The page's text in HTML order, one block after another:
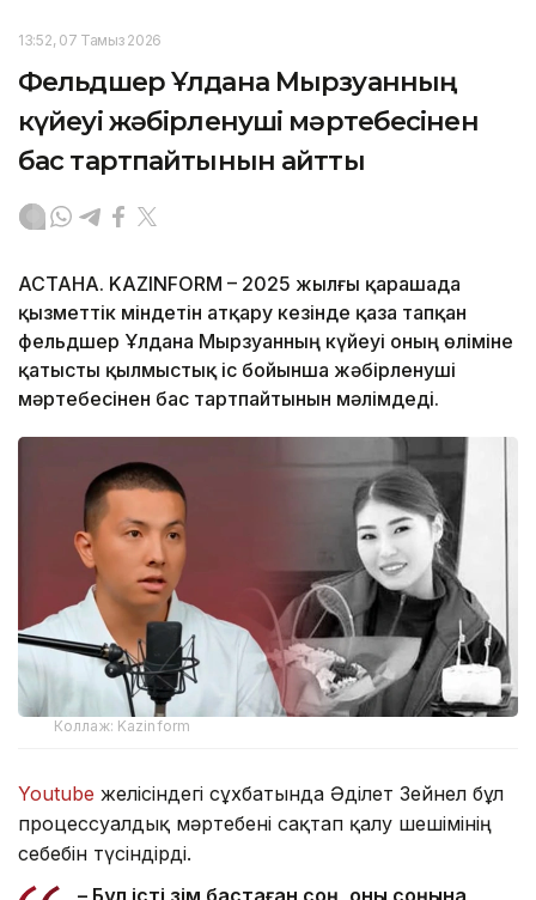
13:52, 07 Тамыз 2026
Фельдшер Ұлдана Мырзуанның
күйеуі жәбірленуші мәртебесінен
бас тартпайтынын айтты
АСТАНА. KAZINFORM – 2025 жылғы қарашада
қызметтік міндетін атқару кезінде қаза тапқан
фельдшер Ұлдана Мырзуанның күйеуі оның өліміне
қатысты қылмыстық іс бойынша жәбірленуші
мәртебесінен бас тартпайтынын мәлімдеді.
Коллаж: Kazinform
Youtube желісіндегі сұхбатында Әділет Зейнел бұл
процессуалдық мәртебені сақтап қалу шешімінің
себебін түсіндірді.